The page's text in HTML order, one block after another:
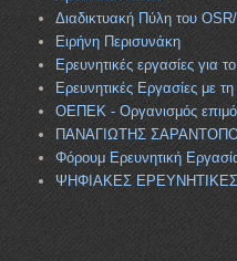
Διαδικτυακή Πύλη του OSR/
Ειρήνη Περισυνάκη
Ερευνητικές εργασίες για
Ερευνητικές Εργασίες με
ΟΕΠΕΚ - Οργανισμός
ΠΑΝΑΓΙΩΤΗΣ
Φόρουμ Ερευνητική
ΨΗΦΙΑΚΕΣ